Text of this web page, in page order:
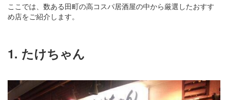
ここでは、数ある田町の高コスパ居酒屋の中から厳選したおすす
め店をご紹介します。
1. たけちゃん